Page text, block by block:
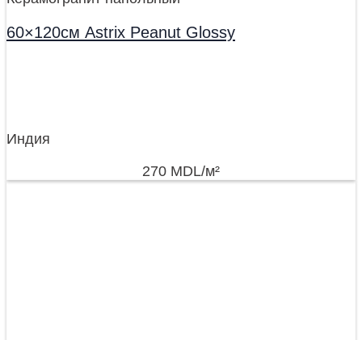
60×120см Astrix Peanut Glossy
Индия
270 MDL/м²